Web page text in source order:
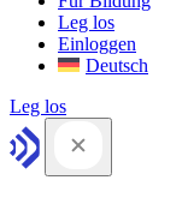
Leg los
Einloggen
Deutsch
Leg los